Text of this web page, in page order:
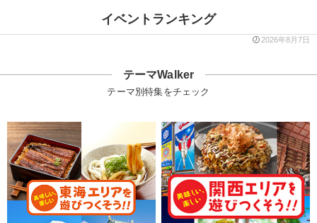
イベントランキング
2026年8月7日
テーマWalker
テーマ別特集をチェック